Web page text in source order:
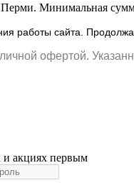
Минимальная
работы сайта.
офертой.
и акциях первым